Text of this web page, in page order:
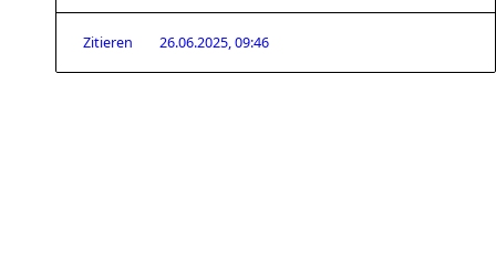
Zitieren 26.06.2025, 09:46